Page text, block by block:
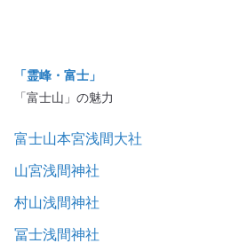
「霊峰・富士」
「富士山」の魅力
富士山本宮浅間大社
山宮浅間神社
村山浅間神社
冨士浅間神社